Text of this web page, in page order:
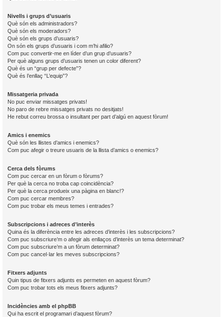
Nivells i grups d’usuaris
Què són els administradors?
Què són els moderadors?
Què són els grups d’usuaris?
On són els grups d’usuaris i com m’hi afilio?
Com puc convertir-me en líder d’un grup d’usuaris?
Per què alguns grups d’usuaris tenen un color diferent?
Què és un “grup per defecte”?
Què és l’enllaç “L’equip”?
Missatgeria privada
No puc enviar missatges privats!
No paro de rebre missatges privats no desitjats!
He rebut correu brossa o insultant per part d’algú en aquest fòrum!
Amics i enemics
Què són les llistes d’amics i enemics?
Com puc afegir o treure usuaris de la llista d’amics o enemics?
Cerca dels fòrums
Com puc cercar en un fòrum o fòrums?
Per què la cerca no troba cap coincidència?
Per què la cerca produeix una pàgina en blanc!?
Com puc cercar membres?
Com puc trobar els meus temes i entrades?
Subscripcions i adreces d’interès
Quina és la diferència entre les adreces d’interès i les subscripcions?
Com puc subscriure’m o afegir als enllaços d’interès un tema determinat?
Com puc subscriure’m a un fòrum determinat?
Com puc cancel·lar les meves subscripcions?
Fitxers adjunts
Quin tipus de fitxers adjunts es permeten en aquest fòrum?
Com puc trobar tots els meus fitxers adjunts?
Incidències amb el phpBB
Qui ha escrit el programari d’aquest fòrum?